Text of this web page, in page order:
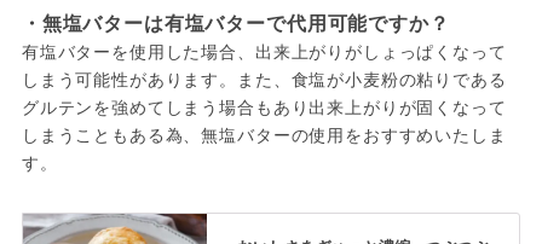
・無塩バターは有塩バターで代用可能ですか？
有塩バターを使用した場合、出来上がりがしょっぱくなって
しまう可能性があります。また、食塩が小麦粉の粘りである
グルテンを強めてしまう場合もあり出来上がりが固くなって
しまうこともある為、無塩バターの使用をおすすめいたしま
す。